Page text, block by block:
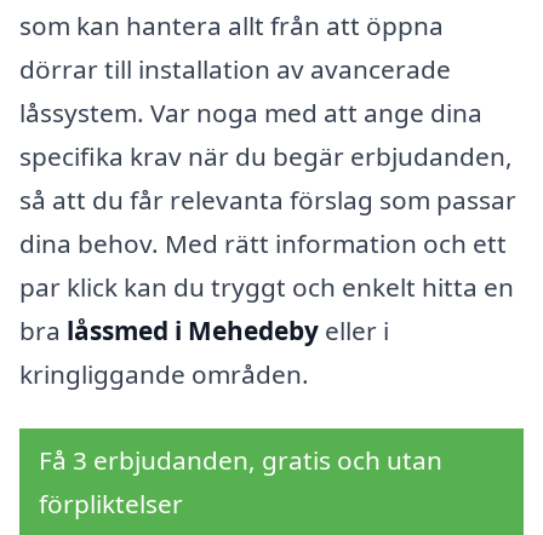
som kan hantera allt från att öppna
dörrar till installation av avancerade
låssystem. Var noga med att ange dina
specifika krav när du begär erbjudanden,
så att du får relevanta förslag som passar
dina behov. Med rätt information och ett
par klick kan du tryggt och enkelt hitta en
bra låssmed i Mehedeby eller i
kringliggande områden.
Få 3 erbjudanden, gratis och utan
förpliktelser